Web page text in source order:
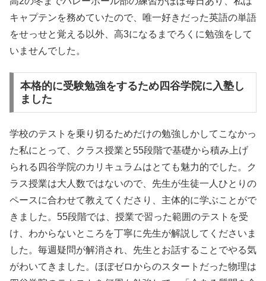
キャプテンを務めていたので、唯一好きだった英語の単語
をせっせと覚える以外、高3になるまでろくに勉強をして
いませんでした。
本格的に受験勉強をするため四谷学院に入塾し
ました
学校のテストを乗り切るためだけの勉強しかしてこなかっ
た私にとって、クラス授業と55段階で基礎から積み上げ
られる四谷学院のカリキュラムはとても魅力的でした。ク
ラス授業は大人数ではないので、先生が生徒一人ひとりの
ペースに合わせて教えてくださり、主体的に学ぶことがで
きました。55段階では、授業で習った範囲のテストを受
け、わからないところを丁寧に先生が解説してくださいま
した。毎週疑問が解消され、先生とお話することでやる気
がわいてきました。ほぼゼロからのスタートだった物理は